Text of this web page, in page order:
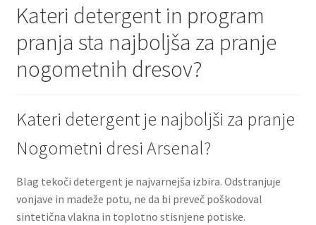
Kateri detergent in program
pranja sta najboljša za pranje
nogometnih dresov?
Kateri detergent je najboljši za pranje
Nogometni dresi Arsenal?
Blag tekoči detergent je najvarnejša izbira. Odstranjuje
vonjave in madeže potu, ne da bi preveč poškodoval
sintetična vlakna in toplotno stisnjene potiske.